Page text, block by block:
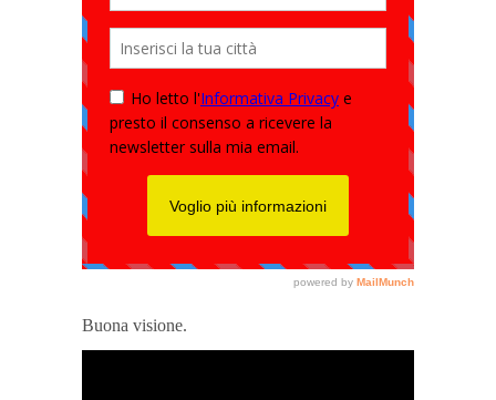
Buona visione.